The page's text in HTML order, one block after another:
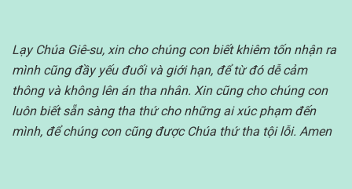
Lạy Chúa Giê-su, xin cho chúng con biết khiêm tốn nhận ra
mình cũng đầy yếu đuối và giới hạn, để từ đó dễ cảm
thông và không lên án tha nhân. Xin cũng cho chúng con
luôn biết sẵn sàng tha thứ cho những ai xúc phạm đến
mình, để chúng con cũng được Chúa thứ tha tội lỗi. Amen